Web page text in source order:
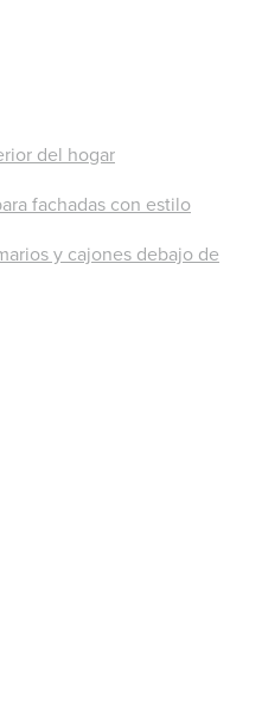
del hogar
fachadas con estilo
y cajones debajo de